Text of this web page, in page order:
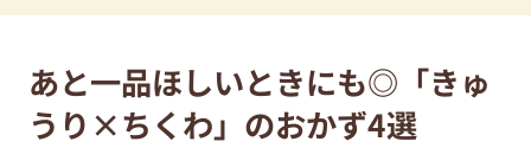
あと一品ほしいときにも◎「きゅ
うり×ちくわ」のおかず4選